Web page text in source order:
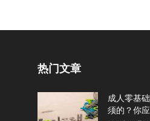
热门文章
成人零基
须的？你